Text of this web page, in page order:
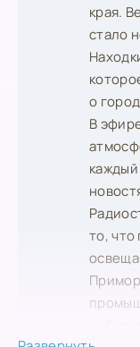
края.
стало
о
В
то, что